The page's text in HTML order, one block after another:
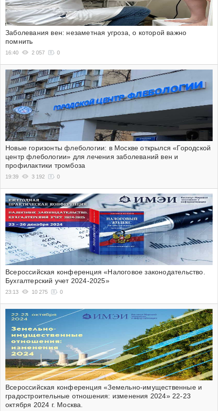
Заболевания вен: незаметная угроза, о которой важно
помнить
16:40 2 057 0
Новые горизонты флебологии: в Москве открылся «Городской
центр флебологии» для лечения заболеваний вен и
профилактики тромбоза
19:39 3 192 0
Всероссийская конференция «Налоговое законодательство.
Бухгалтерский учет 2024-2025»
23:13 10 275 0
Всероссийская конференция «Земельно-имущественные и
градостроительные отношения: изменения 2024» 22-23
октября 2024 г. Москва.